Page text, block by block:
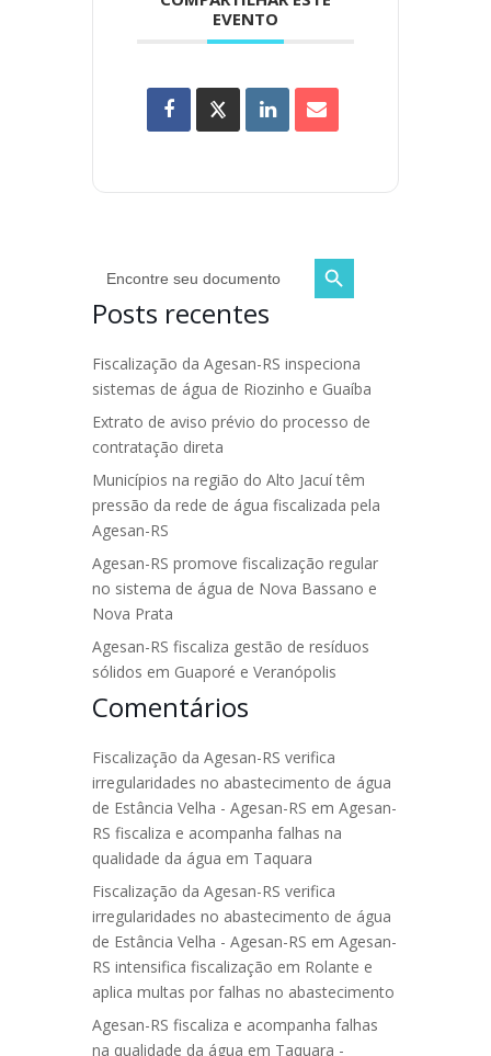
EVENTO
for:
Search Button
Posts recentes
Fiscalização da Agesan-RS inspeciona
sistemas de água de Riozinho e Guaíba
Extrato de aviso prévio do processo de
contratação direta
Municípios na região do Alto Jacuí têm
pressão da rede de água fiscalizada pela
Agesan-RS
Agesan-RS promove fiscalização regular
no sistema de água de Nova Bassano e
Nova Prata
Agesan-RS fiscaliza gestão de resíduos
sólidos em Guaporé e Veranópolis
Comentários
Fiscalização da Agesan-RS verifica
irregularidades no abastecimento de água
de Estância Velha - Agesan-RS em Agesan-
RS fiscaliza e acompanha falhas na
qualidade da água em Taquara
Fiscalização da Agesan-RS verifica
irregularidades no abastecimento de água
de Estância Velha - Agesan-RS em Agesan-
RS intensifica fiscalização em Rolante e
aplica multas por falhas no abastecimento
Agesan-RS fiscaliza e acompanha falhas
na qualidade da água em Taquara -